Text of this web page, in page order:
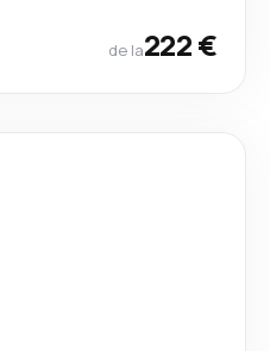
de la222 €